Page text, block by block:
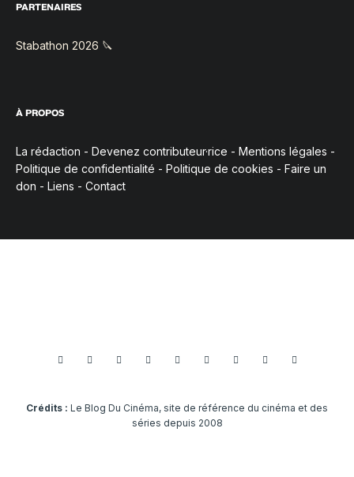
PARTENAIRES
Stabathon 2026 🔪
À PROPOS
La rédaction - Devenez contributeur·rice - Mentions légales -
Politique de confidentialité - Politique de cookies - Faire un
don - Liens - Contact
Crédits : Le Blog Du Cinéma, site de référence du cinéma et des
séries depuis 2008